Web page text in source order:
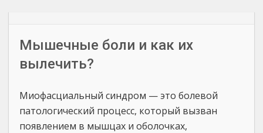
Мышечные боли и как их
вылечить?
Миофасциальный синдром — это болевой
патологический процесс, который вызван
появлением в мышцах и оболочках,